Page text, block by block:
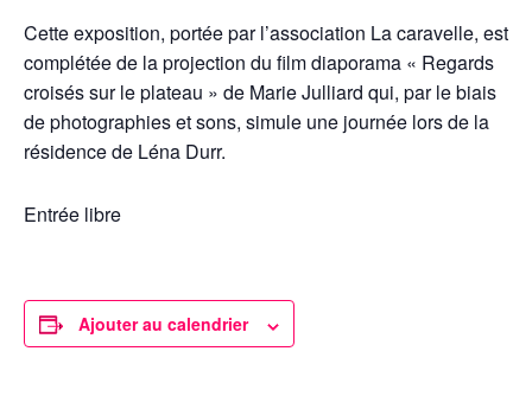
Cette exposition, portée par l’association La caravelle, est
complétée de la projection du film diaporama « Regards
croisés sur le plateau » de Marie Julliard qui, par le biais
de photographies et sons, simule une journée lors de la
résidence de Léna Durr.
Entrée libre
Ajouter au calendrier